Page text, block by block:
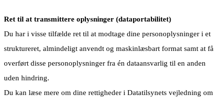
Ret til at transmittere oplysninger (dataportabilitet)
Du har i visse tilfælde ret til at modtage dine personoplysninger i et
struktureret, almindeligt anvendt og maskinlæsbart format samt at få
overført disse personoplysninger fra én dataansvarlig til en anden
uden hindring.
Du kan læse mere om dine rettigheder i Datatilsynets vejledning om